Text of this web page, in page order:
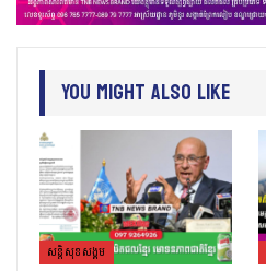
You Might Also Like
សន្តិសុខសង្គម